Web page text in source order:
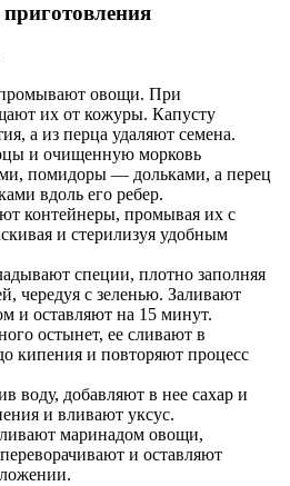
овощи. При
их от кожуры. Капусту
а из перца удаляют семена.
и очищенную морковь
помидоры — дольками, а перец
вдоль его ребер.
контейнеры, промывая их с
и стерилизуя удобным
специи, плотно заполняя
чередуя с зеленью. Заливают
и оставляют на 15 минут.
остынет, ее сливают в
кипения и повторяют процесс
воду, добавляют в нее сахар и
и вливают уксус.
маринадом овощи,
и оставляют